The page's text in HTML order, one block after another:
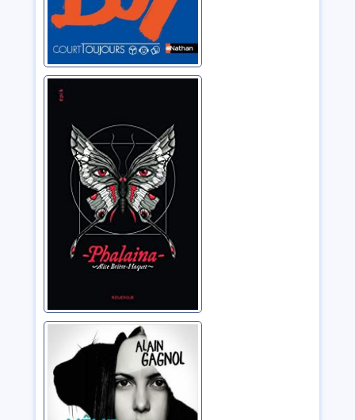
Phalaina
Même les
araignées ont
une maman
Gagnol, Alain